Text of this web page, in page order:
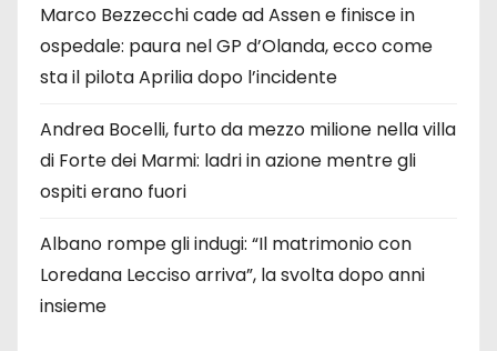
Marco Bezzecchi cade ad Assen e finisce in
ospedale: paura nel GP d’Olanda, ecco come
sta il pilota Aprilia dopo l’incidente
Andrea Bocelli, furto da mezzo milione nella villa
di Forte dei Marmi: ladri in azione mentre gli
ospiti erano fuori
Albano rompe gli indugi: “Il matrimonio con
Loredana Lecciso arriva”, la svolta dopo anni
insieme